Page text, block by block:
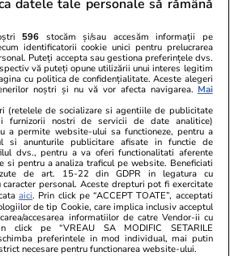
12:22
se află „Bătrânul Carpaților”,
din țară. Gorunul secular
ani
12:12
Columbeanu după ultima
Imagini noi cu fiica Monicăi
datele tale personale să rămână
596 stocăm și/sau accesăm informații pe
identificatorii cookie unici pentru prelucrarea
Puteți accepta sau gestiona preferințele dvs.
vă puteți opune utilizării unui interes legitim
cu politica de confidențialitate. Aceste alegeri
noștri și nu vă vor afecta navigarea. Mai
(retelele de socializare si agentiile de publicitate
furnizorii nostri de servicii de date analitice)
a permite website-ului sa functioneze, pentru a
si anunturile publicitare afisate in functie de
dvs., pentru a va oferi functionalitati aferente
si pentru a analiza traficul pe website. Beneficiati
de art. 15-22 din GDPR in legatura cu
caracter personal. Aceste drepturi pot fi exercitate
aici. Prin click pe “ACCEPT TOATE”, acceptati
de tip Cookie, care implica inclusiv acceptul
accesarea informatiilor de catre Vendor-ii cu
click pe “VREAU SA MODIFIC SETARILE
preferintele in mod individual, mai putin
necesare pentru functionarea website-ului.